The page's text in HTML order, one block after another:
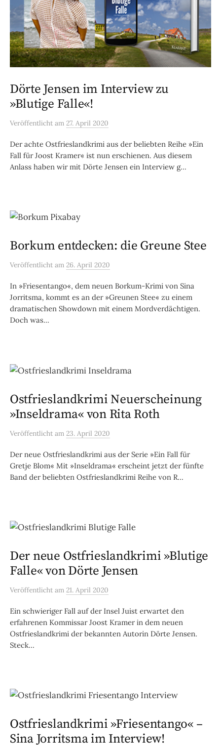
Dörte Jensen im Interview zu
»Blutige Falle«!
Veröffentlicht am 27. April 2020
Der achte Ostfrieslandkrimi aus der beliebten Reihe »Ein
Fall für Joost Kramer« ist nun erschienen. Aus diesem
Anlass haben wir mit Dörte Jensen ein Interview g...
Borkum entdecken: die Greune Stee
Veröffentlicht am 26. April 2020
In »Friesentango«, dem neuen Borkum-Krimi von Sina
Jorritsma, kommt es an der »Greunen Stee« zu einem
dramatischen Showdown mit einem Mordverdächtigen.
Doch was...
Ostfrieslandkrimi Neuerscheinung
»Inseldrama« von Rita Roth
Veröffentlicht am 23. April 2020
Der neue Ostfrieslandkrimi aus der Serie »Ein Fall für
Gretje Blom« Mit »Inseldrama« erscheint jetzt der fünfte
Band der beliebten Ostfrieslandkrimi Reihe von R...
Der neue Ostfrieslandkrimi »Blutige
Falle« von Dörte Jensen
Veröffentlicht am 21. April 2020
Ein schwieriger Fall auf der Insel Juist erwartet den
erfahrenen Kommissar Joost Kramer in dem neuen
Ostfrieslandkrimi der bekannten Autorin Dörte Jensen.
Steck...
Ostfrieslandkrimi »Friesentango« –
Sina Jorritsma im Interview!